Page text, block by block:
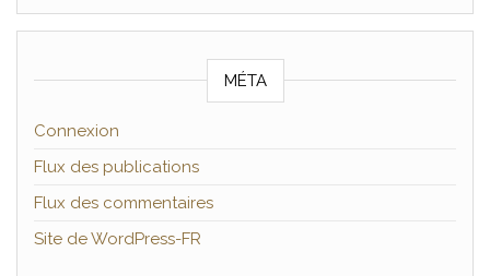
MÉTA
Connexion
Flux des publications
Flux des commentaires
Site de WordPress-FR